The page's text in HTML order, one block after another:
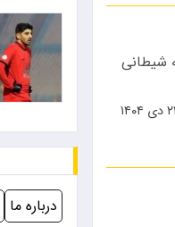
شیطانی
درباره ما